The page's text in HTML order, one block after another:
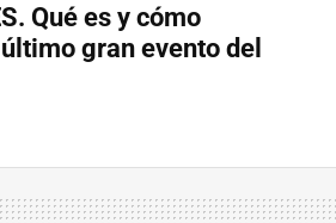
Qué es y cómo
gran evento del